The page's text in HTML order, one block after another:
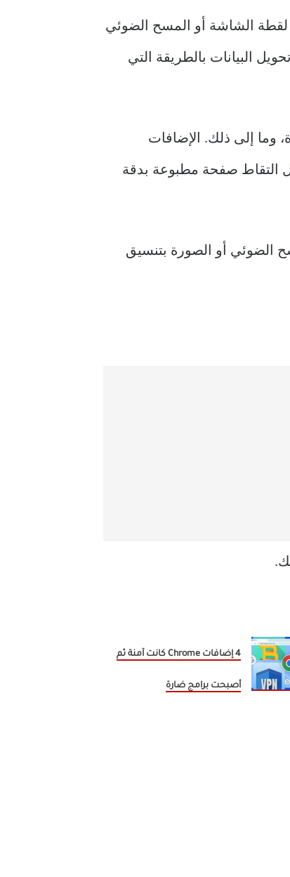
الشاشة أو المسح الضوئي
البيانات بالطريقة التي
وما إلى ذلك. الإضافات
التقاط صفحة مطبوعة بدقة
الضوئي أو الصورة بتنسيق
4 إضافات Chrome كانت آمنة ثم
أصبحت برامج ضارة